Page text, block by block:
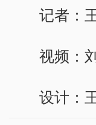
记者：
视频：
设计：